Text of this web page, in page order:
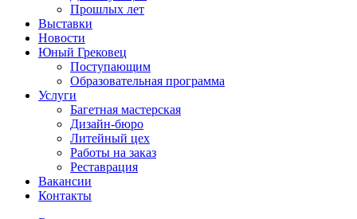
Прошлых лет
Выставки
Новости
Юный Грековец
Поступающим
Образовательная программа
Услуги
Багетная мастерская
Дизайн-бюро
Литейный цех
Работы на заказ
Реставрация
Вакансии
Контакты